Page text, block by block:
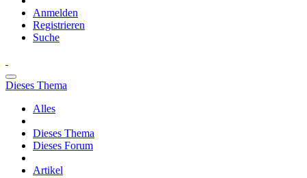
Anmelden
Registrieren
Suche
Dieses Thema
Alles
Dieses Thema
Dieses Forum
Artikel